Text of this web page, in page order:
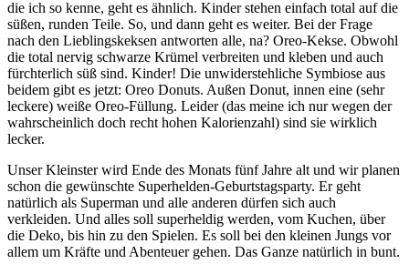
die ich so kenne, geht es ähnlich. Kinder stehen einfach total auf die
süßen, runden Teile. So, und dann geht es weiter. Bei der Frage
nach den Lieblingskeksen antworten alle, na? Oreo-Kekse. Obwohl
die total nervig schwarze Krümel verbreiten und kleben und auch
fürchterlich süß sind. Kinder! Die unwiderstehliche Symbiose aus
beidem gibt es jetzt: Oreo Donuts. Außen Donut, innen eine (sehr
leckere) weiße Oreo-Füllung. Leider (das meine ich nur wegen der
wahrscheinlich doch recht hohen Kalorienzahl) sind sie wirklich
lecker.
Unser Kleinster wird Ende des Monats fünf Jahre alt und wir planen
schon die gewünschte Superhelden-Geburtstagsparty. Er geht
natürlich als Superman und alle anderen dürfen sich auch
verkleiden. Und alles soll superheldig werden, vom Kuchen, über
die Deko, bis hin zu den Spielen. Es soll bei den kleinen Jungs vor
allem um Kräfte und Abenteuer gehen. Das Ganze natürlich in bunt.